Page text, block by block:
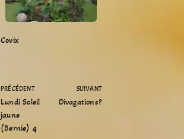
Covix
PRÉCÉDENT
Lundi Soleil
jaune
(Bernie) 4
SUIVANT
Divagations?